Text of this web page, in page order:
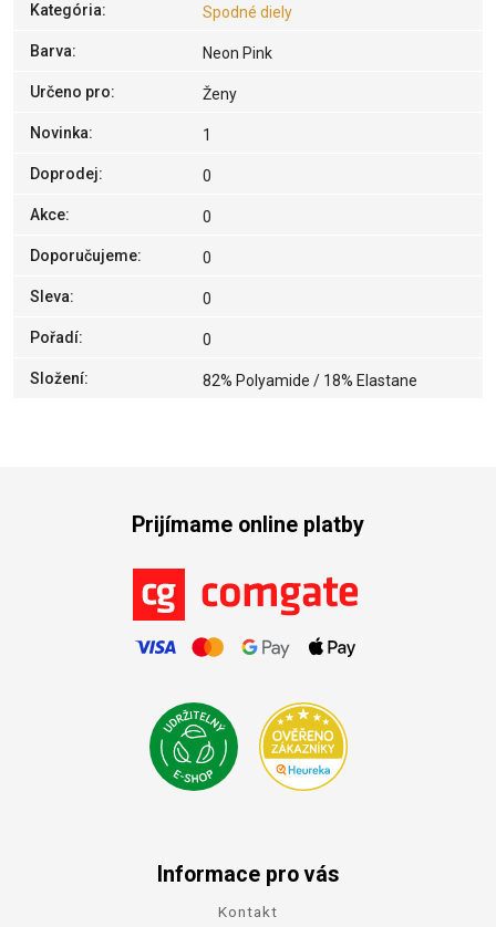
Kategória: Spodné diely
Barva: Neon Pink
Určeno pro: Ženy
Novinka: 1
Doprodej: 0
Akce: 0
Doporučujeme: 0
Sleva: 0
Pořadí: 0
Složení: 82% Polyamide / 18% Elastane
Prijímame online platby
Informace pro vás
Kontakt